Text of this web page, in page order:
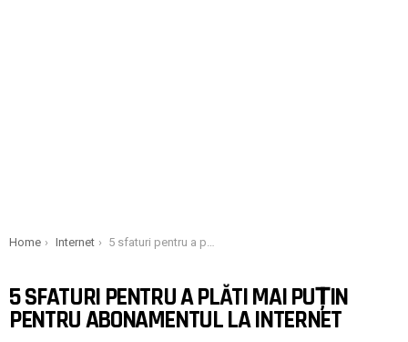
You are here:
Home Internet 5 sfaturi pentru a plăti mai puțin pentru abonamentul la internet
5 SFATURI PENTRU A PLĂTI MAI PUȚIN
PENTRU ABONAMENTUL LA INTERNET